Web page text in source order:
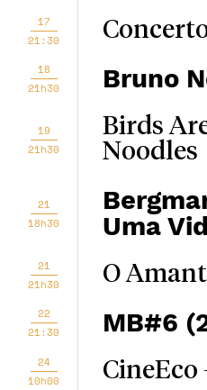
17
21:30
18
21h30
Bruno
19
21h30
Birds
Noodles
21
18h30
Uma
21
21h30
O
22
21:30
MB#6
24
10h00